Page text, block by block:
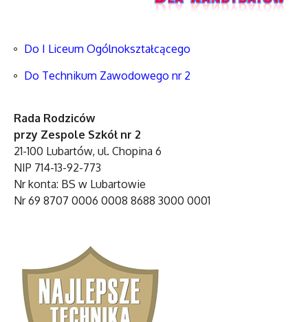
Do I Liceum Ogólnokształcącego
Do Technikum Zawodowego nr 2
Rada Rodziców
przy Zespole Szkół nr 2
21-100 Lubartów, ul. Chopina 6
NIP 714-13-92-773
Nr konta: BS w Lubartowie
Nr 69 8707 0006 0008 8688 3000 0001